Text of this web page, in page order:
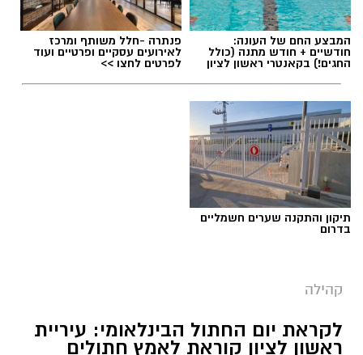
המבצע החם של העונה:
חודשיים + חודש מתנה (כולל
החגים!) בקאנטרי ראשון לציון
פנתרה -חלל משותף ומרכז
לאירועים עסקיים ופרטיים ועוד
לפרטים לחצו >>
תיקון והתקנה שערים חשמליים
בדרום
קהילה
לקראת יום החתול הבינלאומי: עיריית
ראשון לציון קוראת לאמץ חתולים